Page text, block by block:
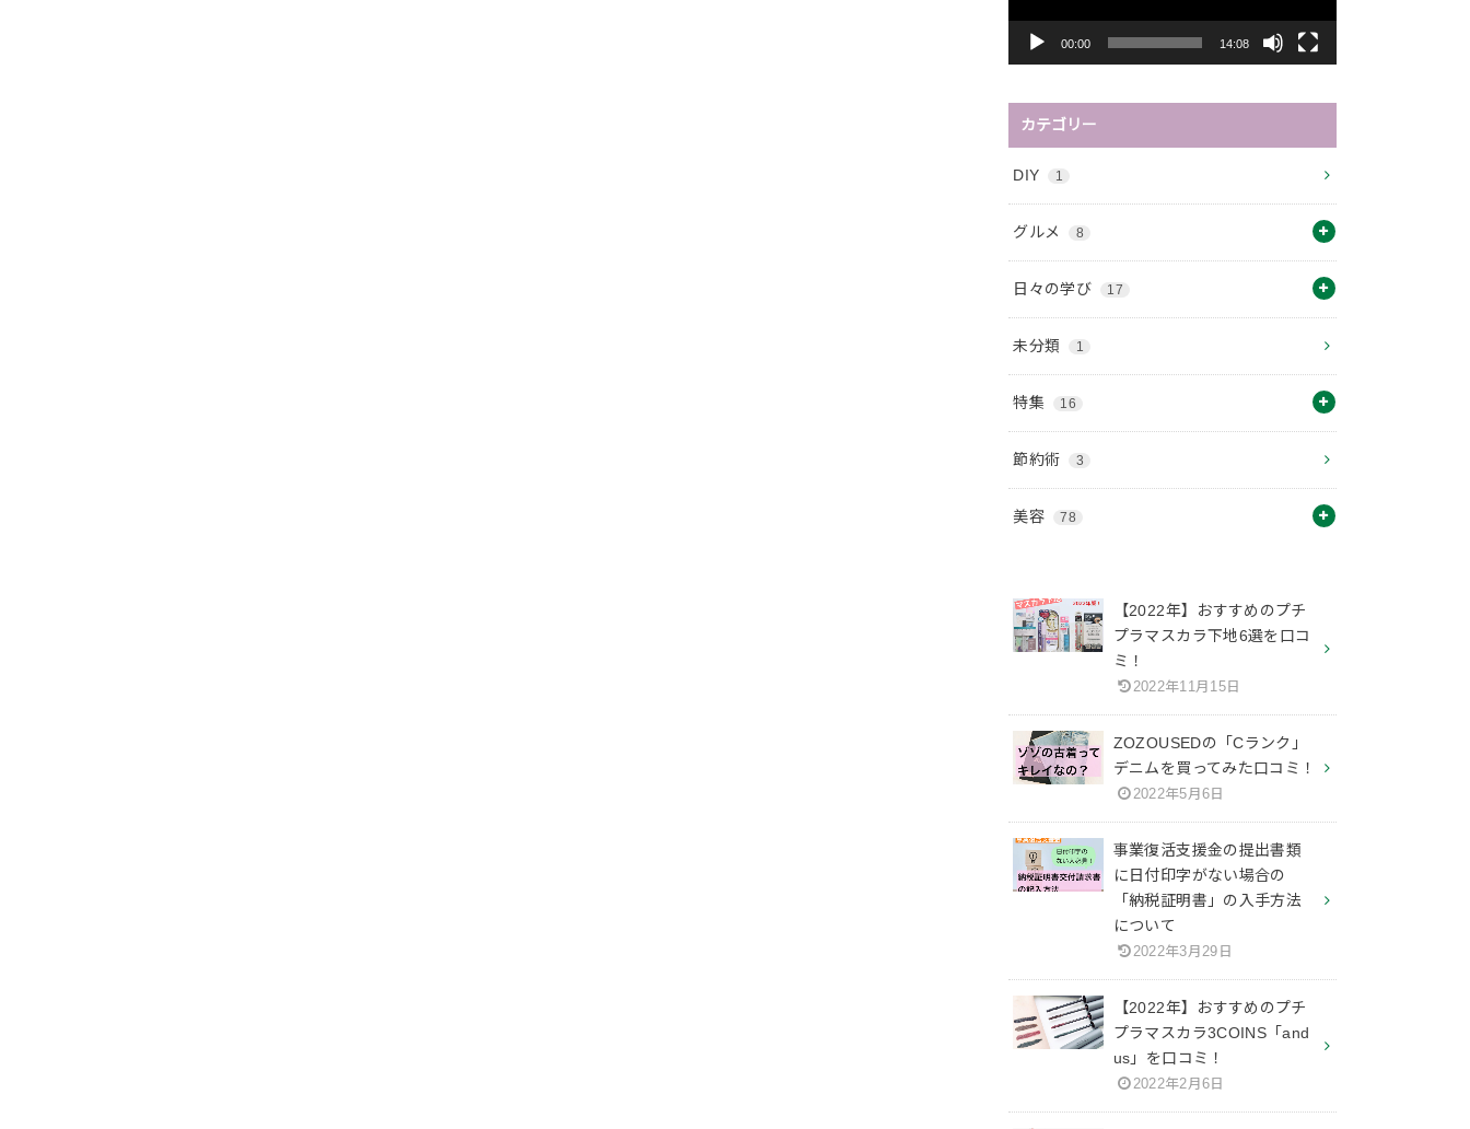
00:00 14:08
カテゴリー
DIY 1
グルメ 8
日々の学び 17
未分類 1
特集 16
節約術 3
美容 78
【2022年】おすすめのプチ
プラマスカラ下地6選を口コ
ミ！
2022年11月15日
ZOZOUSEDの「Cランク」
デニムを買ってみた口コミ！
2022年5月6日
事業復活支援金の提出書類
に日付印字がない場合の
「納税証明書」の入手方法
について
2022年3月29日
【2022年】おすすめのプチ
プラマスカラ3COINS「and
us」を口コミ！
2022年2月6日